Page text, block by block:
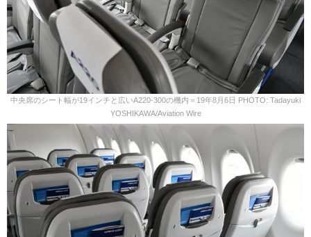
中央席のシート幅が19インチと広いA220-300の機内＝19年8月6日 PHOTO: Tadayuki
YOSHIKAWA/Aviation Wire